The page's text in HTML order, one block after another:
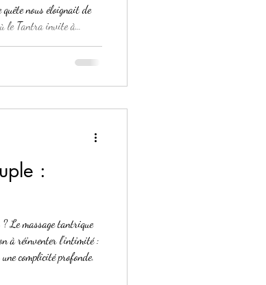
nous éloignait de
le Tantra invite à
:
Le massage tantrique
à réinventer l’intimité :
complicité profonde.